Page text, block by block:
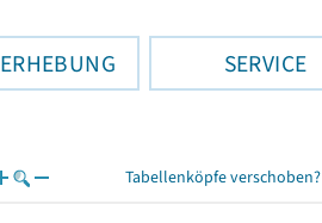
SERVICE
Tabellenköpfe verschoben?